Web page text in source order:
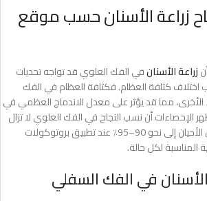
زراعة الأسنان حسب موقع
زراعة الأسنانفي الفك العلوي قد تواجه تحديات
كثافة العظام. فكثافة العظام في الفك
الأخرى، مما قد يؤثر على معدل الاندماج العظمي في
الإحصاءات أن نسب النجاح في الفك العلوي لا تزال
مرتفعة وتصل في كثير من الأحيان إلى نحو 90–95٪ عند تطبيق بروتوكولات
المناسبة لكل حالة.
في الفك السفلي